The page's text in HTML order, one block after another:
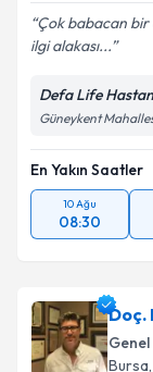
Çok babacan bir
ilgi alakası...
Defa Life
Güneykent
En Yakın Saatler
10 Ağu
08:30
Doç.
Bursa,